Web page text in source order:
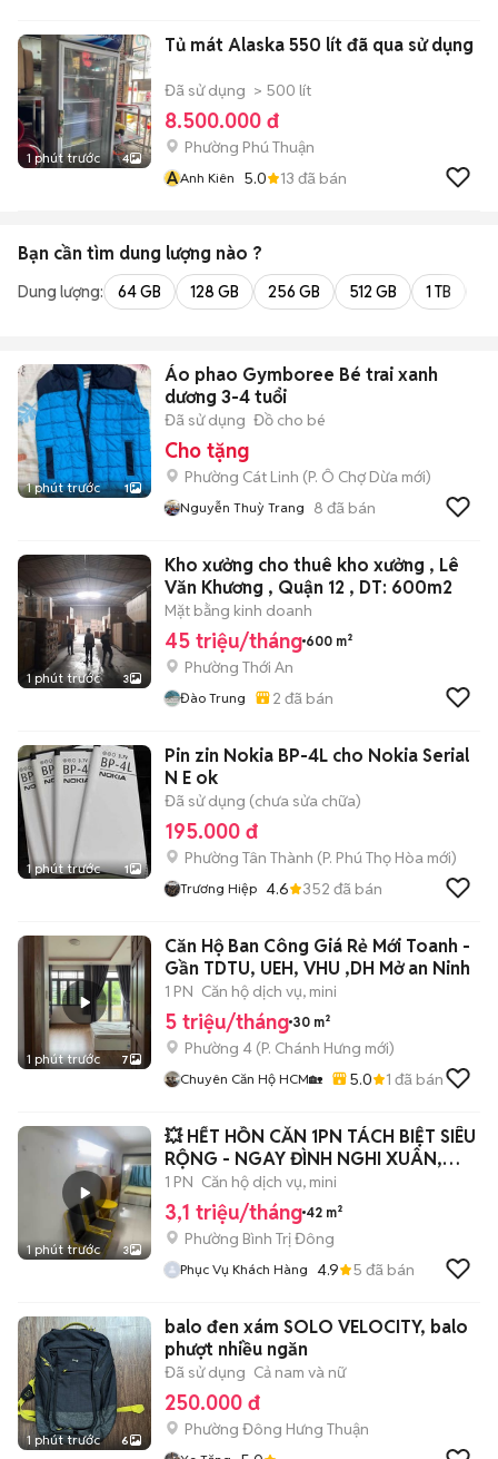
1 phút trước 4
Tủ mát Alaska 550 lít đã qua sử dụng
Đã sử dụng > 500 lít
8.500.000 đ
Phường Phú Thuận
AAnh Kiên 5.0 13 đã bán
Bạn cần tìm dung lượng nào ?
Dung lượng: 64 GB 128 GB 256 GB 512 GB 1 TB
1 phút trước 1
Áo phao Gymboree Bé trai xanh
dương 3-4 tuổi
Đã sử dụng Đồ cho bé
Cho tặng
Phường Cát Linh (P. Ô Chợ Dừa mới)
Nguyễn Thuỳ Trang 8 đã bán
1 phút trước 3
Kho xưởng cho thuê kho xưởng , Lê
Văn Khương , Quận 12 , DT: 600m2
Mặt bằng kinh doanh
45 triệu/tháng 600 m²
Phường Thới An
Đào Trung 2 đã bán
1 phút trước 1
Pin zin Nokia BP-4L cho Nokia Serial
N E ok
Đã sử dụng (chưa sửa chữa)
195.000 đ
Phường Tân Thành (P. Phú Thọ Hòa mới)
Trương Hiệp 4.6 352 đã bán
1 phút trước 7
Căn Hộ Ban Công Giá Rẻ Mới Toanh -
Gần TDTU, UEH, VHU ,DH Mở an Ninh
1 PN Căn hộ dịch vụ, mini
5 triệu/tháng 30 m²
Phường 4 (P. Chánh Hưng mới)
Chuyên Căn Hộ HCM🏡 5.0 1 đã bán
1 phút trước 3
💥 HẾT HỒN CĂN 1PN TÁCH BIỆT SIÊU
RỘNG - NGAY ĐÌNH NGHI XUÂN,
PHAN ANH
1 PN Căn hộ dịch vụ, mini
3,1 triệu/tháng 42 m²
Phường Bình Trị Đông
Phục Vụ Khách Hàng 4.9 5 đã bán
1 phút trước 6
balo đen xám SOLO VELOCITY, balo
phượt nhiều ngăn
Đã sử dụng Cả nam và nữ
250.000 đ
Phường Đông Hưng Thuận